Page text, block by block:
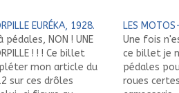
EURÉKA, 1928.
pédales, NON ! UNE
! ! ! Ce billet
mon article du
sur ces drôles
LES
Une fois
ce billet je
pédales
roues